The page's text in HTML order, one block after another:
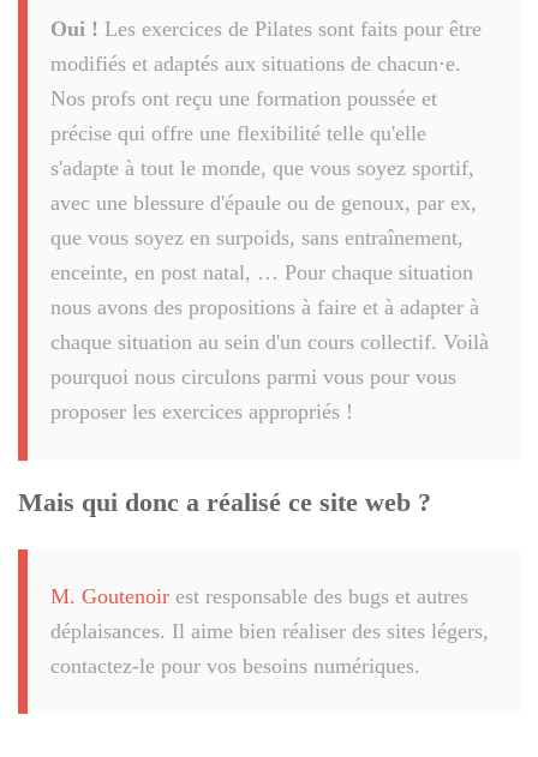
Oui ! Les exercices de Pilates sont faits pour être
modifiés et adaptés aux situations de chacun⋅e.
Nos profs ont reçu une formation poussée et
précise qui offre une flexibilité telle qu'elle
s'adapte à tout le monde, que vous soyez sportif,
avec une blessure d'épaule ou de genoux, par ex,
que vous soyez en surpoids, sans entraînement,
enceinte, en post natal, … Pour chaque situation
nous avons des propositions à faire et à adapter à
chaque situation au sein d'un cours collectif. Voilà
pourquoi nous circulons parmi vous pour vous
proposer les exercices appropriés !
Mais qui donc a réalisé ce site web ?
M. Goutenoir est responsable des bugs et autres
déplaisances. Il aime bien réaliser des sites légers,
contactez-le pour vos besoins numériques.